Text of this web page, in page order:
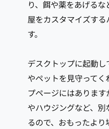
り、餌や薬をあげる
屋をカスタマイズす
す。
デスクトップに起動
やペットを見守って
プページにはありま
やハウジングなど、
るので、おもったよ